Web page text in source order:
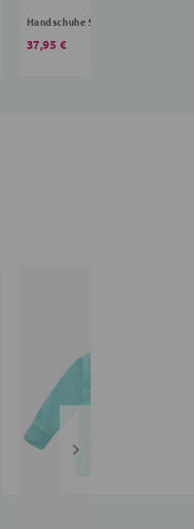
Handschuhe Sterne
37,95 €